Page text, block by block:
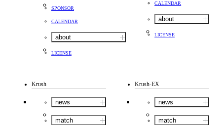
SPONSOR
CALENDAR
about
LICENSE
CALENDAR
about
LICENSE
Krush
news
match
Krush-EX
news
match